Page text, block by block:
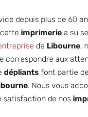
depuis plus de 60
imprimeriea su
de Libourne,
correspondre aux
dépliantsfont partie
. Nous vous
satisfaction de nos